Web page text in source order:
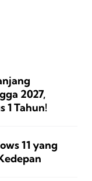
2027,
1 Tahun!
11 yang